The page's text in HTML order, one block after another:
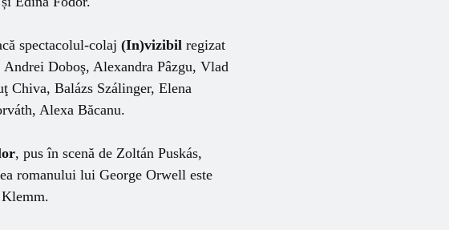
spectacolul-colaj (In)vizibil regizat
Doboş, Alexandra Pâzgu, Vlad
Chiva, Balázs Szálinger, Elena
Alexa Băcanu.
, pus în scenă de Zoltán Puskás,
romanului lui George Orwell este